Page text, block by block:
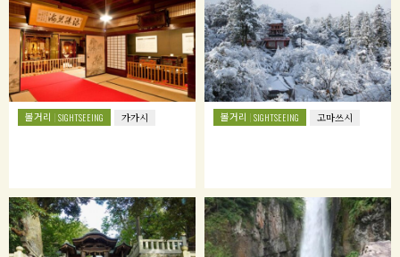
볼거리 SIGHTSEEING 가가시 볼거리 SIGHTSEEING 고마쓰시